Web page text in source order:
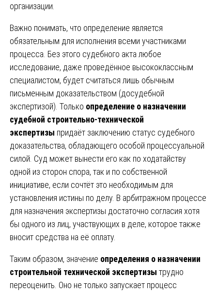
организации.
Важно понимать, что определение является
обязательным для исполнения всеми участниками
процесса. Без этого судебного акта любое
исследование, даже проведённое высококлассным
специалистом, будет считаться лишь обычным
письменным доказательством (досудебной
экспертизой). Только определение о назначении
судебной строительно-технической
экспертизы придаёт заключению статус судебного
доказательства, обладающего особой процессуальной
силой. Суд может вынести его как по ходатайству
одной из сторон спора, так и по собственной
инициативе, если сочтёт это необходимым для
установления истины по делу. В арбитражном процессе
для назначения экспертизы достаточно согласия хотя
бы одного из лиц, участвующих в деле, которое также
вносит средства на её оплату.
Таким образом, значение определения о назначении
строительной технической экспертизы трудно
переоценить. Оно не только запускает процесс